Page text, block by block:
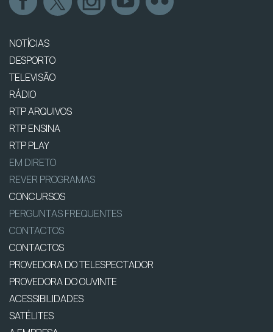
NOTÍCIAS
DESPORTO
TELEVISÃO
RÁDIO
RTP ARQUIVOS
RTP ENSINA
RTP PLAY
EM DIRETO
REVER PROGRAMAS
CONCURSOS
PERGUNTAS FREQUENTES
CONTACTOS
CONTACTOS
PROVEDORA DO TELESPECTADOR
PROVEDORA DO OUVINTE
ACESSIBILIDADES
SATÉLITES